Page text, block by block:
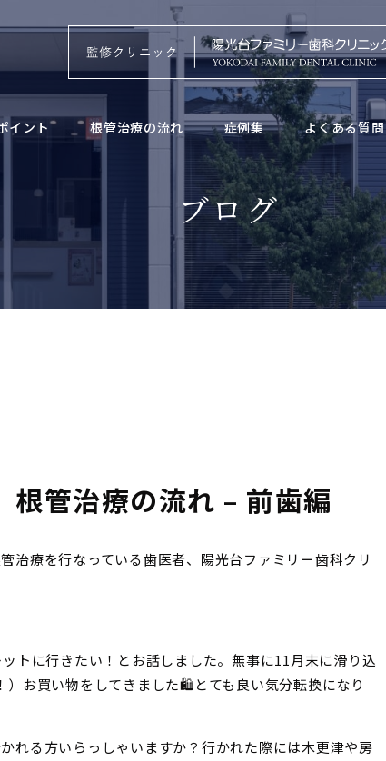
イント 根管治療の流れ 症例集 よくある質問
ブログ
根管治療の流れ – 前歯編
治療を行なっている歯医者、陽光台ファミリー歯科クリ
トに行きたい！とお話しました。無事に11月末に滑り込
）お買い物をしてきました🛍とても良い気分転換になり
れる方いらっしゃいますか？行かれた際には木更津や房